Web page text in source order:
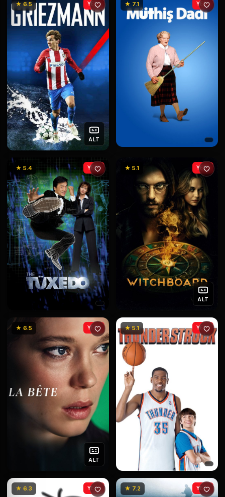
★ 6.5
ALT
YENİ ★ 7.1 YENİ
★ 5.4 YENİ ★ 5.1
ALT
YENİ
★ 6.5
ALT
YENİ ★ 5.1 YENİ
★ 6.3 YENİ ★ 7.2 YENİ